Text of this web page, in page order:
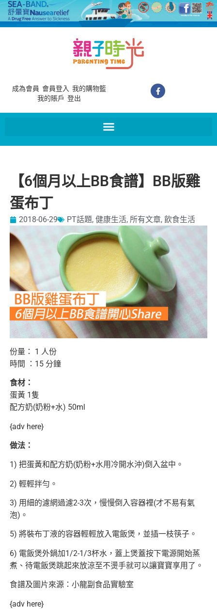
成為會員 會員登入 我的購物籃
我的賬戶 登出
【6個月以上BB食譜】BB版雞
蛋布丁
2018-06-29 PT話題, 健康生活, 所有文章, 飲食生活
份量： 1 人份
時間 ：15 分鐘
食材：
蛋黃 1隻
配方奶(奶粉+水) 50ml
{adv here}
做法：
1) 把蛋黃和配方奶(奶粉+水用冷開水沖)倒入盆中。
2) 輕輕拌勻。
3) 用細的濾網過濾2-3次，慢慢倒入容器裡(才不易有氣
泡)。
5) 將裝布丁液的容器輕輕放入電飯煲，並插一枝筷子。
6) 電飯煲外鍋加1/2-1/3杯水，蓋上煲蓋按下電源開始蒸
煮、待電飯煲跳起來放涼至不燙手就可以讓寶寶享用了。
食譜及圖片來源：小龍副食品實驗室
{adv here}